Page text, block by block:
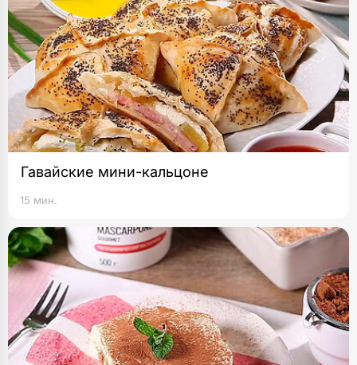
Гавайские мини-кальцоне
15 мин.